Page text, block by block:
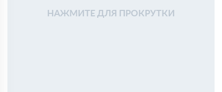
НАЖМИТЕ ДЛЯ ПРОКРУТКИ